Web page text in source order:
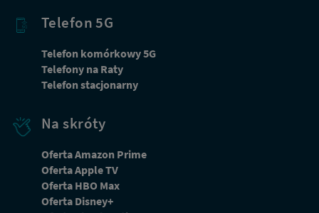
Telefon 5G
Telefon komórkowy 5G
Telefony na Raty
Telefon stacjonarny
Na skróty
Oferta Amazon Prime
Oferta Apple TV
Oferta HBO Max
Oferta Disney+
Dbamy o Twoją prywatność
Używamy plików cookies lub podobnych technologii w celu zapewnienia Ci dostępu do serwisu,